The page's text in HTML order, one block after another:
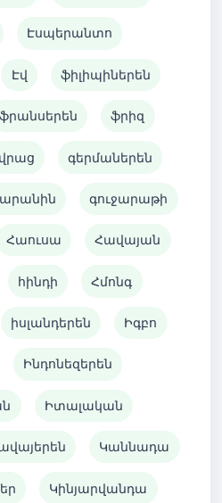
Էսպերանտո
Էվ ֆիլիպիներեն
ֆրանսերեն ֆրիզ
վրաց գերմաներեն
գուջարաթի
Հաուսա Հավայան
հինդի Հմոնգ
իսլանդերեն Իգբո
Ինդոնեզերեն
Իտալական
Կաննադա
Կինյարվանդա